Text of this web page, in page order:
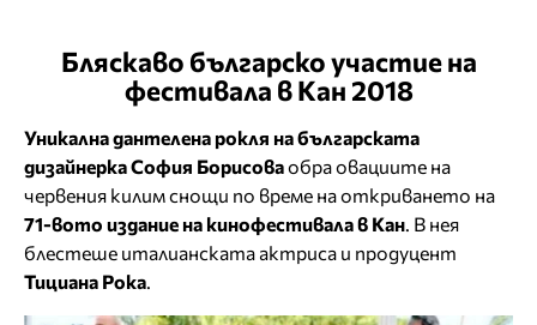
Бляскаво българско участие на
фестивала в Кан 2018
Уникална дантелена рокля на българската
дизайнерка София Борисоваобра овациите на
червения килим снощи по време на откриването на
71-вото издание на кинофестивала в Кан . В нея
блестеше италианската актриса и продуцент
Тициана Рока